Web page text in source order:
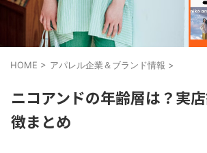
HOME > アパレル企業＆ブランド情報 >
ニコアンドの年齢層は？実
徴まとめ